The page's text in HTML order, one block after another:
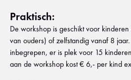
Praktisch:
De workshop is geschikt voor
van ouders) of zelfstandig vanaf 8
inbegrepen, er is plek voor 15
aan de workshop kost € 6,- per kind